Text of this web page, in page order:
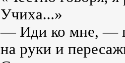
Учиха...»
— Иди ко мне, —
на руки и